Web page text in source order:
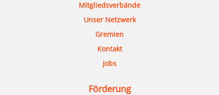
Mitgliedsverbände
Unser Netzwerk
Gremien
Kontakt
Jobs
Förderung